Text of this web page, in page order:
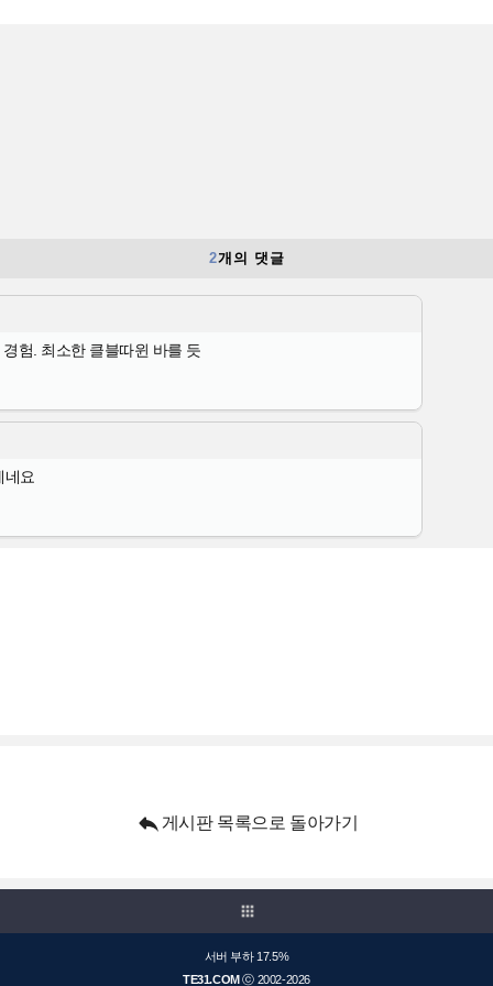
2개의 댓글
험. 최소한 클블따윈 바를 듯
네요
 게시판 목록으로 돌아가기
apps
서버 부하 17.5%
TE31.COMⓒ 2002-2026